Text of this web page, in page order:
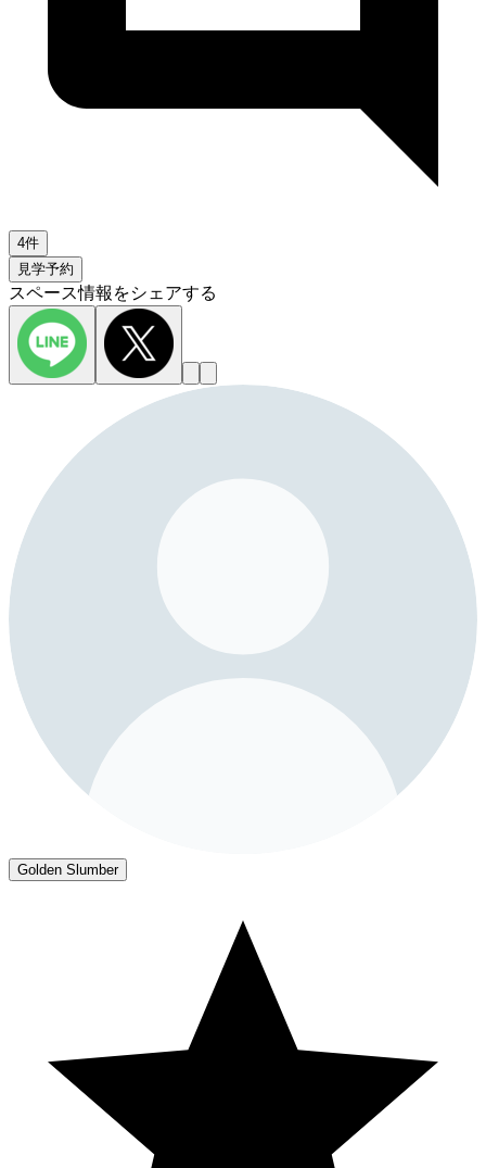
4件
見学予約
スペース情報をシェアする
Golden Slumber